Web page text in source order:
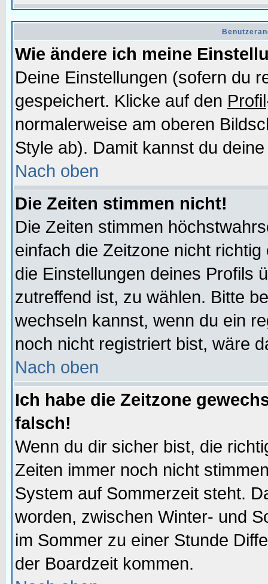
Wie ändere ich meine
Deine Einstellungen (sofern du
gespeichert. Klicke auf den Profil
normalerweise am oberen
Style ab). Damit kannst du
Nach oben
Die Zeiten stimmen nicht!
Die Zeiten stimmen
einfach die Zeitzone nicht
die Einstellungen deines Profils
zutreffend ist, zu wählen. Bitte
wechseln kannst, wenn du ein
noch nicht registriert bist, wäre
Nach oben
Ich habe die Zeitzone
falsch!
Wenn du dir sicher bist, die
Zeiten immer noch nicht
System auf Sommerzeit steht.
worden, zwischen Winter- und
im Sommer zu einer Stunde
der Boardzeit kommen.